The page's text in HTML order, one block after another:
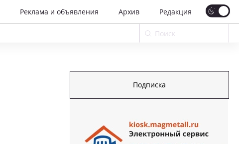
Реклама и объявления Архив Редакция
Подписка